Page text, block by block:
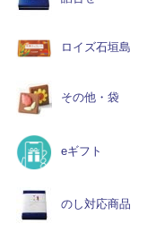
ロイズ石垣島
その他・袋
eギフト
のし対応商品